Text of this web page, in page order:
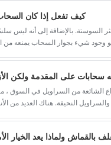
كيف تفعل إذا كان
السوستة. بالإضافة إلى أنه ليس
وجود شيء بجوار السحاب يمنعه
الشائعة من السراويل في السوق ،
النحيفة. هناك العديد من